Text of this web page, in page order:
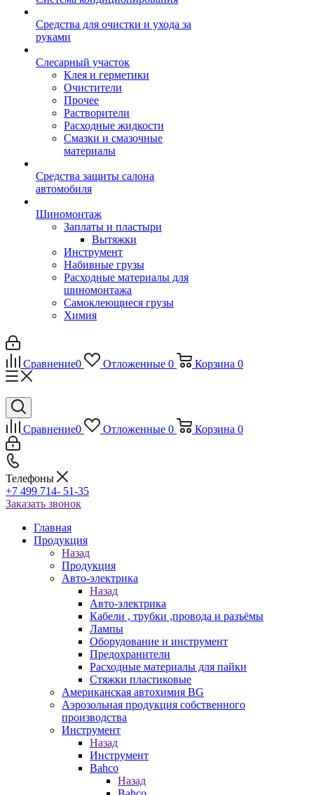
Средства для очистки и ухода за
руками
Слесарный участок
Клея и герметики
Очистители
Прочее
Растворители
Расходные жидкости
Смазки и смазочные
материалы
Средства защиты салона
автомобиля
Шиномонтаж
Заплаты и пластыри
Вытяжки
Инструмент
Набивные грузы
Расходные материалы для
шиномонтажа
Самоклеющиеся грузы
Химия
Сравнение0 Отложенные 0 Корзина 0
Сравнение0 Отложенные 0 Корзина 0
Телефоны
+7 499 714- 51-35
Заказать звонок
Главная
Продукция
Назад
Продукция
Авто-электрика
Назад
Авто-электрика
Кабели , трубки ,провода и разъёмы
Лампы
Оборудование и инструмент
Предохранители
Расходные материалы для пайки
Стяжки пластиковые
Американская автохимия BG
Аэрозольная продукция собственного
производства
Инструмент
Назад
Инструмент
Bahco
Назад